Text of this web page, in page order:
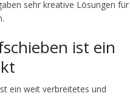
sehr kreative Lösungen für
ist ein
ein weit verbreitetes und